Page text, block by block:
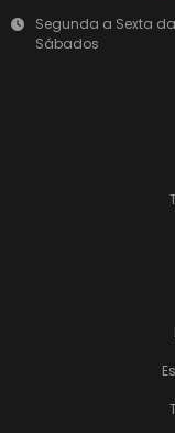
Segunda a Sexta
Sábados